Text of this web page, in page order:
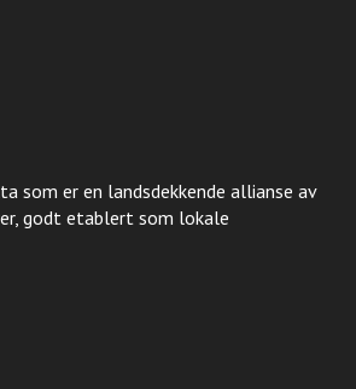
som er en landsdekkende allianse av
godt etablert som lokale